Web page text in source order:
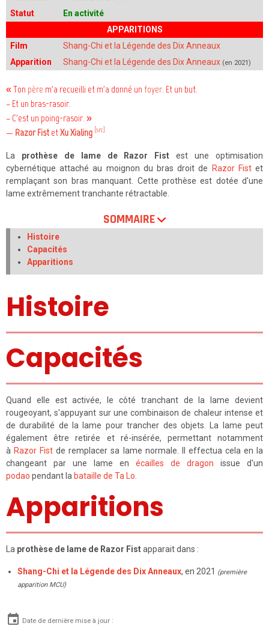
Statut
En activité
APPARITIONS
Film
Shang-Chi et la Légende des Dix Anneaux
Apparition
Shang-Chi et la Légende des Dix Anneaux (en 2021)
« Ton père m'a recueilli et m'a donné un foyer. Et un but.
– Et un bras-rasoir.
– C'est un poing-rasoir. »
— Razor Fist etXu Xialing [src]
La prothèse de lame de Razor Fist est une optimisation
cybernétique attaché au moignon du bras droit de
Razor Fistet
remplaçant son bras manquant. Cette prothèse est dotée d'une
lame extrêmement tranchante rétractable.
SOMMAIRE
Histoire
Capacités
Apparitions
Histoire
Capacités
Quand elle est activée, le côté tranchant de la lame devient
rougeoyant, s'appuyant sur une combinaison de chaleur intense et
de durabilité de la lame pour trancher des objets. La lame peut
également être retirée et ré-insérée, permettant notamment
à Razor Fist de remplacer sa lame normale. Il effectua cela en la
changeant par une lame en écailles de dragon issue d'un
podao pendant la bataille de Ta Lo.
Apparitions
La prothèse de lame de Razor Fistapparait dans :
Shang-Chi et la Légende des Dix Anneaux, en 2021 (première
apparition MCU)
Date de dernière mise à jour :